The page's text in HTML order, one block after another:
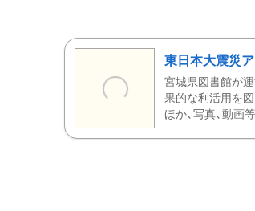
東日本大震災
宮城県図書館が
果的な利活用を
ほか、写真、動画